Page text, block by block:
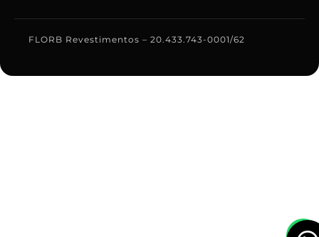
FLORB Revestimentos – 20.433.743-0001/62